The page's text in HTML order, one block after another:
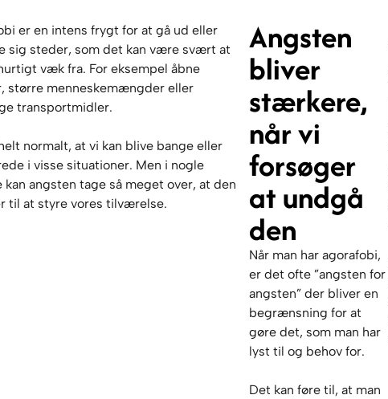
er en intens frygt for at gå ud eller
sig steder, som det kan være svært at
væk fra. For eksempel åbne
større menneskemængder eller
transportmidler.
normalt, at vi kan blive bange eller
i visse situationer. Men i nogle
angsten tage så meget over, at den
til at styre vores tilværelse.
Angsten
bliver
stærkere,
når vi
forsøger
at undgå
den
Når man har agorafobi,
er det ofte ”angsten for
angsten” der bliver en
begrænsning for at
gøre det, som man har
lyst til og behov for.
Det kan føre til, at man